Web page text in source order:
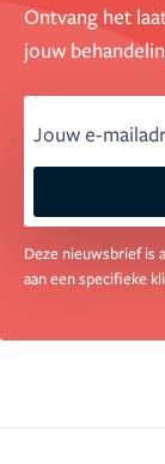
Ontvang het
jouw
Deze nieuwsbrief is
aan een specifieke